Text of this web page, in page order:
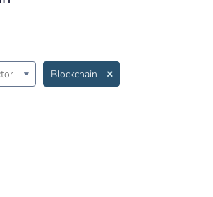
Blockchain